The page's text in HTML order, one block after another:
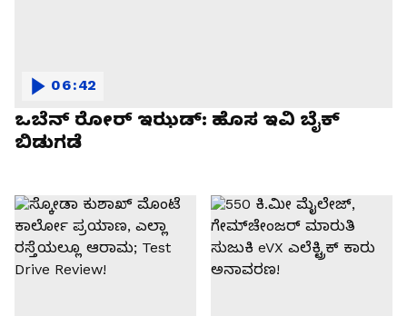
ಒಬೆನ್ ರೋರ್ ಇಝಡ್: ಹೊಸ ಇವಿ ಬೈಕ್
ಬಿಡುಗಡೆ
06:42